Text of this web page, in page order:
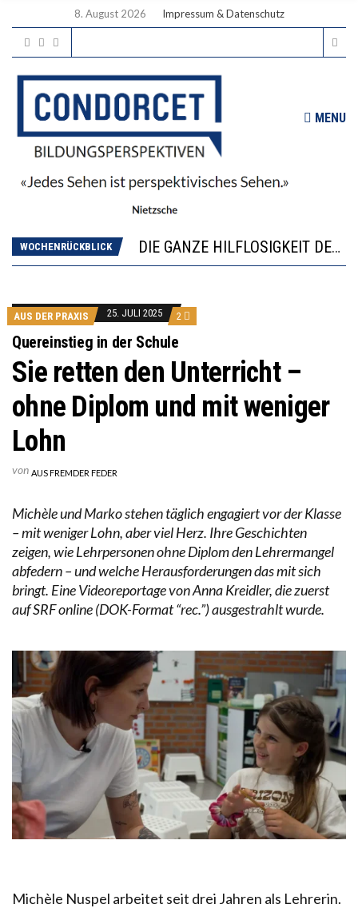
8. August 2026 Impressum & Datenschutz
MENU
WOCHENRÜCKBLICK
WORAUS WÄCHST, WAS KINDER TRÄGT
“WIR BEOBACHTEN EINEN REGELRECHTEN STURZFLUG BEI DEN LERNLEISTUNGEN”
AUS DER PRAXIS 25. JULI 2025 2
Quereinstieg in der Schule
Sie retten den Unterricht –
ohne Diplom und mit weniger
Lohn
von AUS FREMDER FEDER
Michèle und Marko stehen täglich engagiert vor der Klasse
– mit weniger Lohn, aber viel Herz. Ihre Geschichten
zeigen, wie Lehrpersonen ohne Diplom den Lehrermangel
abfedern – und welche Herausforderungen das mit sich
bringt. Eine Videoreportage von Anna Kreidler, die zuerst
auf SRF online (DOK-Format “rec.”) ausgestrahlt wurde.
Michèle Nuspel arbeitet seit drei Jahren als Lehrerin.